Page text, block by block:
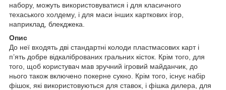
набору, можуть використовуватися і для класичного
техаського холдему, і для маси інших карткових ігор,
наприклад, блекджека.
Опис
До неї входять дві стандартні колоди пластмасових карт і
п’ять добре відкаліброваних гральних кісток. Крім того, для
того, щоб користувач мав зручний ігровий майданчик, до
нього також включено покерне сукно. Крім того, існує набір
фішок, які використовуються для ставок, і фішка дилера, для